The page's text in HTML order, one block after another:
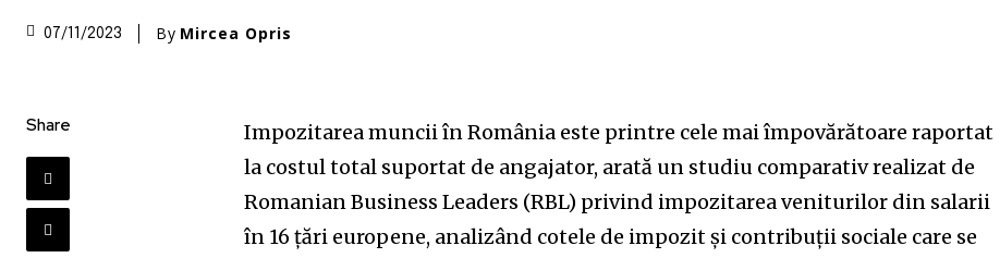
07/11/2023 By Mircea Opris
Share
Impozitarea muncii în România este printre cele mai împovărătoare raportat
la costul total suportat de angajator, arată un studiu comparativ realizat de
Romanian Business Leaders (RBL) privind impozitarea veniturilor din salarii
în 16 ţări europene, analizând cotele de impozit şi contribuţii sociale care se